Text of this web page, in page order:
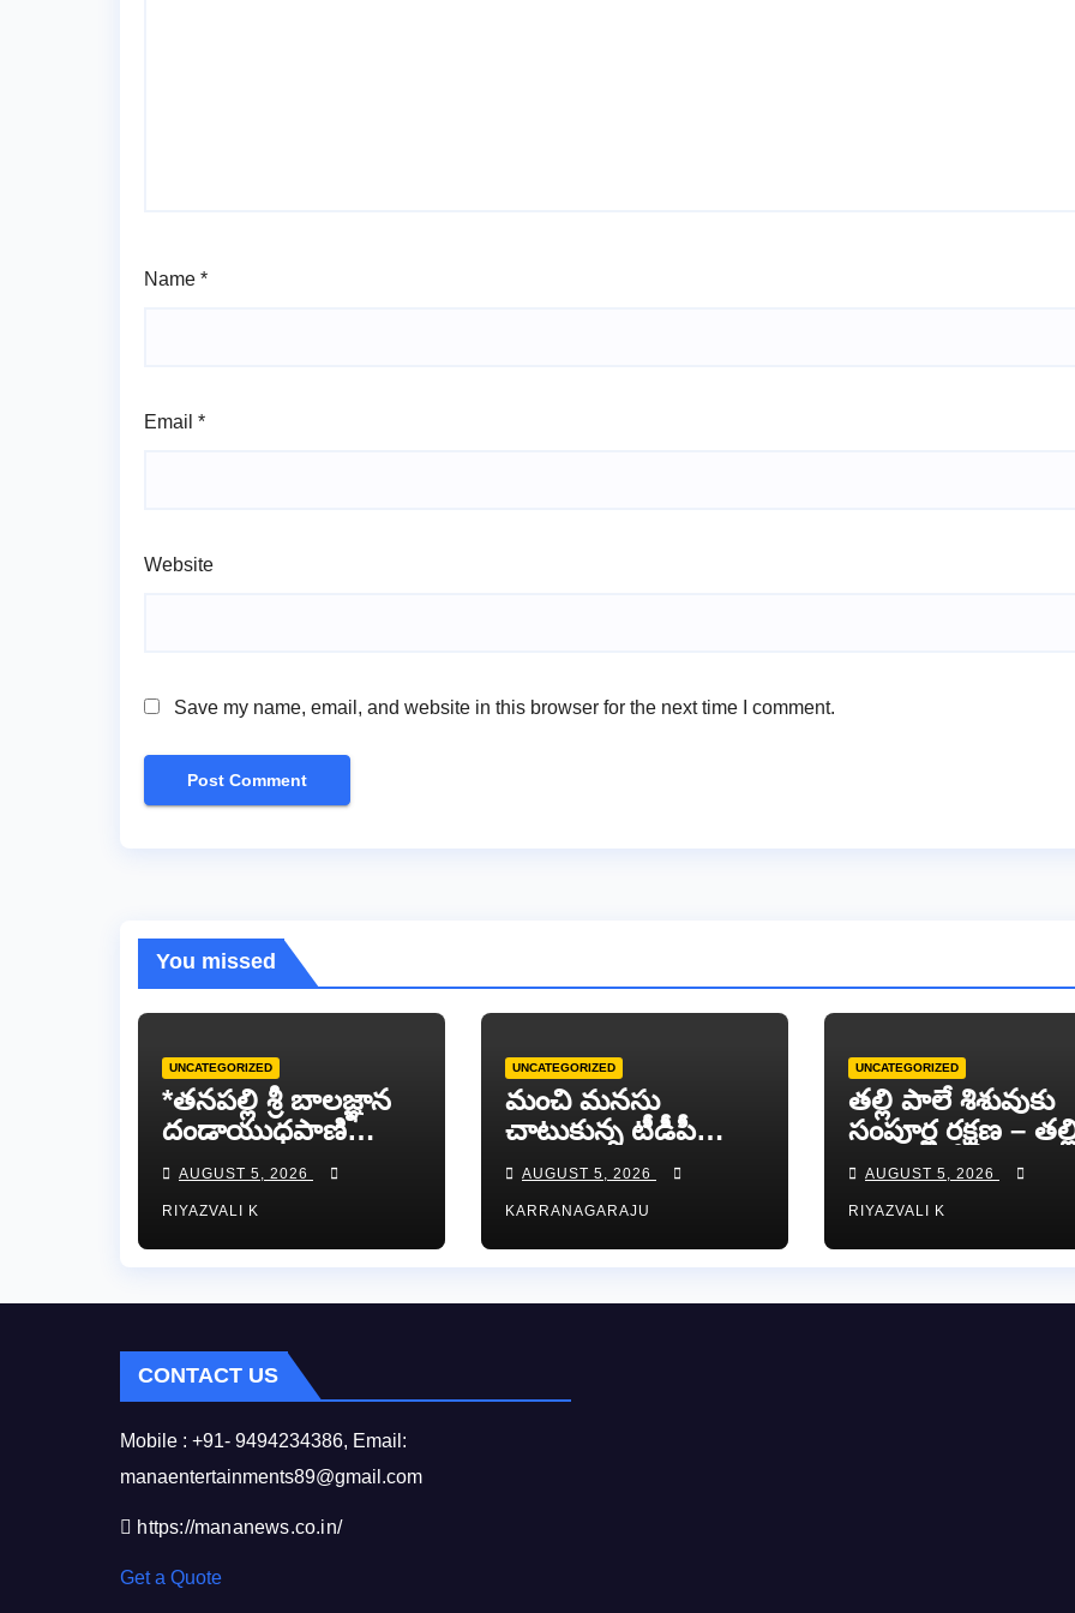
Name *
Email *
Website
Save my name, email, and website in this browser for the next time I comment.
You missed
UNCATEGORIZED
*తనపల్లి శ్రీ బాలజ్ఞాన
దండాయుధపాణి
స్వామివారికి
పట్టువస్త్రాలు
సమర్పించిన తుడా
ఛైర్మన్ డాక్టర్ డాలర్స్
AUGUST 5, 2026
RIYAZVALI K
UNCATEGORIZED
మంచి మనసు
చాటుకున్న టీడీపీ
యువ నాయకుడు
గోధా సుందర్ రెడ్డి.
AUGUST 5, 2026
KARRANAGARAJU
UNCATEGORIZED
తల్లి పాలే శిశువుకు
సంపూర్ణ రక్షణ –
పాల వారోత్సవాల
సందర్భంగా
ర్యాలీ…
AUGUST 5, 2026
RIYAZVALI K
CONTACT US
Mobile : +91- 9494234386, Email:
manaentertainments89@gmail.com
https://mananews.co.in/
Get a Quote